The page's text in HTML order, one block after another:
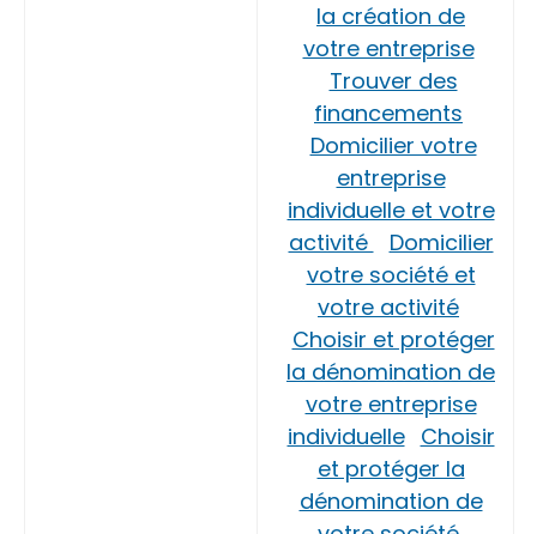
la création de
votre entreprise
Trouver des
financements
Domicilier votre
entreprise
individuelle et votre
activité
Domicilier
votre société et
votre activité
Choisir et protéger
la dénomination de
votre entreprise
individuelle Choisir
et protéger la
dénomination de